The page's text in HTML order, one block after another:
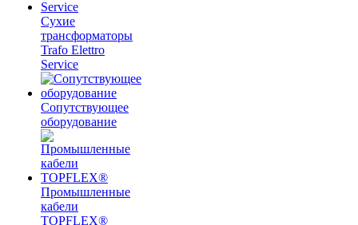
Сухие
трансформаторы
Trafo Elettro
Service
Сопутствующее
оборудование
Промышленные
кабели
TOPFLEX®